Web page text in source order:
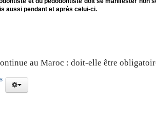
aussi pendant et après celui-ci.
au Maroc : doit-elle être